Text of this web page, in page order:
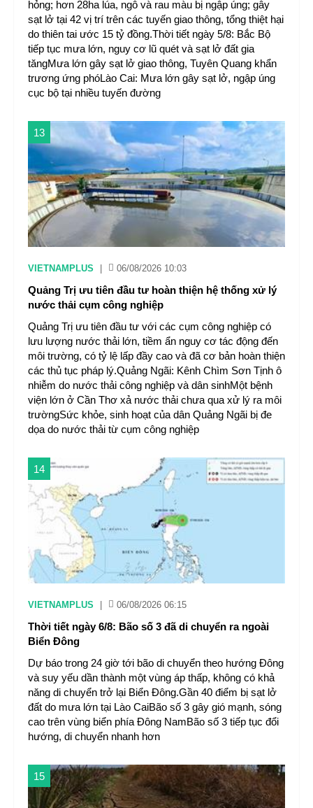
hỏng; hơn 28ha lúa, ngô và rau màu bị ngập úng; gây
sạt lở tại 42 vị trí trên các tuyến giao thông, tổng thiệt hại
do thiên tai ước 15 tỷ đồng.Thời tiết ngày 5/8: Bắc Bộ
tiếp tục mưa lớn, nguy cơ lũ quét và sạt lở đất gia
tăngMưa lớn gây sạt lở giao thông, Tuyên Quang khẩn
trương ứng phóLào Cai: Mưa lớn gây sạt lở, ngập úng
cục bộ tại nhiều tuyến đường
13
VIETNAMPLUS 06/08/2026 10:03
Quảng Trị ưu tiên đầu tư hoàn thiện hệ thống xử lý
nước thải cụm công nghiệp
Quảng Trị ưu tiên đầu tư với các cụm công nghiệp có
lưu lượng nước thải lớn, tiềm ẩn nguy cơ tác động đến
môi trường, có tỷ lệ lấp đầy cao và đã cơ bản hoàn thiện
các thủ tục pháp lý.Quảng Ngãi: Kênh Chìm Sơn Tịnh ô
nhiễm do nước thải công nghiệp và dân sinhMột bệnh
viện lớn ở Cần Thơ xả nước thải chưa qua xử lý ra môi
trườngSức khỏe, sinh hoạt của dân Quảng Ngãi bị đe
dọa do nước thải từ cụm công nghiệp
14
VIETNAMPLUS 06/08/2026 06:15
Thời tiết ngày 6/8: Bão số 3 đã di chuyển ra ngoài
Biển Đông
Dự báo trong 24 giờ tới bão di chuyển theo hướng Đông
và suy yếu dần thành một vùng áp thấp, không có khả
năng di chuyển trở lại Biển Đông.Gần 40 điểm bị sạt lở
đất do mưa lớn tại Lào CaiBão số 3 gây gió mạnh, sóng
cao trên vùng biển phía Đông NamBão số 3 tiếp tục đổi
hướng, di chuyển nhanh hơn
15